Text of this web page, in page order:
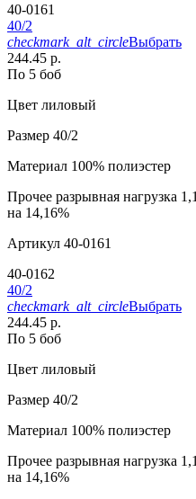
40-0161
40/2
checkmark_alt_circleВыбрать
244.45 р.
По 5 боб
Цвет лиловый
Размер 40/2
Материал 100% полиэстер
Прочее разрывная нагрузка
на 14,16%
Артикул 40-0161
40-0162
40/2
checkmark_alt_circleВыбрать
244.45 р.
По 5 боб
Цвет лиловый
Размер 40/2
Материал 100% полиэстер
Прочее разрывная нагрузка
на 14,16%